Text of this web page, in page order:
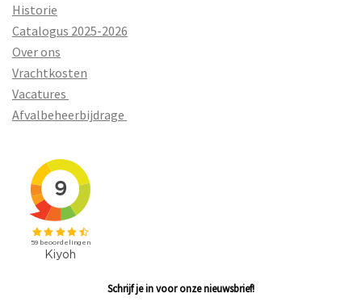
Historie
Catalogus 2025-2026
Over ons
Vrachtkosten
Vacatures
Afvalbeheerbijdrage
Schrijf je in voor onze nieuwsbrief!